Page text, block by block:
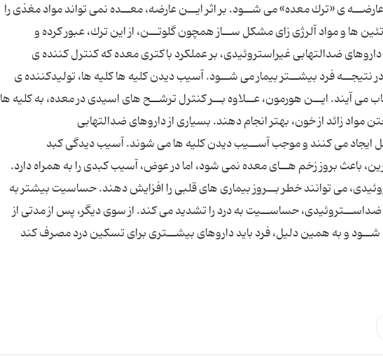
ى «ترك معده» مى شــود. بر اثر ایــن عارضه، معــده نمى تواند مواد مغذى را
و مواد آلرژى زاى مشکل ســاز همچون گلوتــن، از این ترك، عبور کرده و
ضدالتهابى غیراستروئیدى، بر عملکرد باکترى معده که کنترل کننده ى
نتیجــه فرد بیشــتر بیمار مى شــود. آسیب دیدن کلیه ها کلیه ها، تولیدکننده ى
آیند. ایــن هورمون، عــلاوه بــر کنترل ترشــح هاى اسیدى در معده، به کلیه ها
مواد زائد از خون، بهتر انجام دهند. بسیارى از داروهاى ضدالتهابى
ایجاد مى کنند و موجب آســیب دیدن کلیه ها مى شوند. آسیب دیدگى کبد
باعث بروز زخم هــاى معده نمى شود، اما در عوض، آسیب کبدى را به همراه دارد.
مى توانند خطر بــروز بیمارى هاى قلبى را افزایش دهند. حساسیت بیشتر به
حساســیت به درد را تشدید مى کند. از سوى دیگر، پس از مدتى از
و به همین دلیل، فرد باید داروهاى بیشــترى براى تسکین درد مصرف کند